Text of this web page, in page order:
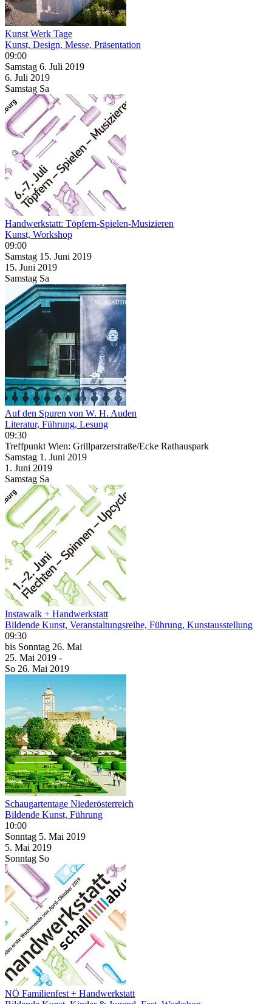
Kunst Werk Tage
Kunst, Design, Messe, Präsentation
09:00
Samstag 6. Juli 2019
6. Juli 2019
Samstag Sa
Handwerkstatt: Töpfern-Spielen-Musizieren
Kunst, Workshop
09:00
Samstag 15. Juni 2019
15. Juni 2019
Samstag Sa
Auf den Spuren von W. H. Auden
Literatur, Führung, Lesung
09:30
Treffpunkt Wien: Grillparzerstraße/Ecke Rathauspark
Samstag 1. Juni 2019
1. Juni 2019
Samstag Sa
Instawalk + Handwerkstatt
Bildende Kunst, Veranstaltungsreihe, Führung, Kunstausstellung
09:30
bis Sonntag 26. Mai
25. Mai 2019 -
So 26. Mai 2019
Schaugartentage Niederösterreich
Bildende Kunst, Führung
10:00
Sonntag 5. Mai 2019
5. Mai 2019
Sonntag So
NÖ Familienfest + Handwerkstatt